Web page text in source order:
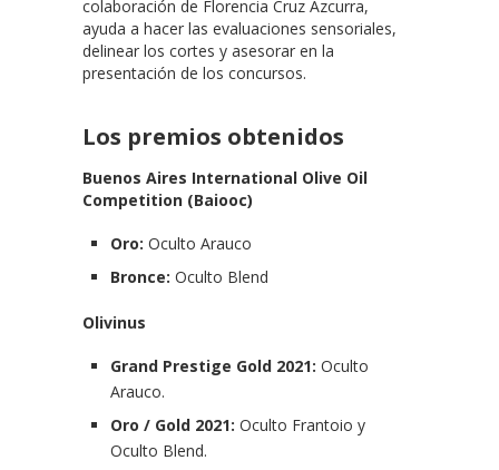
colaboración de Florencia Cruz Azcurra,
ayuda a hacer las evaluaciones sensoriales,
delinear los cortes y asesorar en la
presentación de los concursos.
Los premios obtenidos
Buenos Aires International Olive Oil
Competition (Baiooc)
Oro: Oculto Arauco
Bronce: Oculto Blend
Olivinus
Grand Prestige Gold 2021: Oculto
Arauco.
Oro / Gold 2021: Oculto Frantoio y
Oculto Blend.